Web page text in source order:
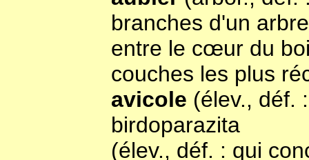
branches d'un
entre le cœur du
couches les plus
avicole (élev., déf.
birdoparazita
(élev., déf. : qui